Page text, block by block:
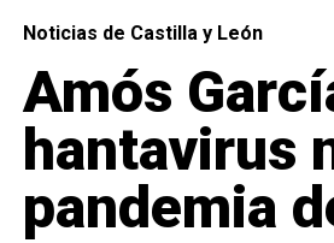
Noticias de Castilla y León
Amós
hantavirus
pandemia